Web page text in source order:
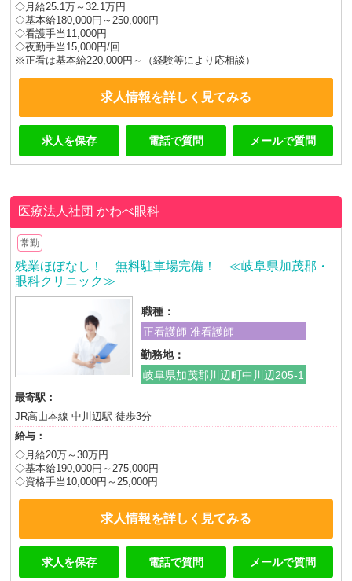
◇月給25.1万～32.1万円
◇基本給180,000円～250,000円
◇看護手当11,000円
◇夜勤手当15,000円/回
※正看は基本給220,000円～（経験等により応相談）
求人情報を詳しく見てみる
求人を保存 電話で質問 メールで質問
医療法人社団かわべ眼科
常勤
残業ほぼなし！ 無料駐車場完備！ ≪岐阜県加茂郡・
眼科クリニック≫
職種：
正看護師 准看護師
勤務地：
岐阜県加茂郡川辺町中川辺205-1
最寄駅：
JR高山本線 中川辺駅 徒歩3分
給与：
◇月給20万～30万円
◇基本給190,000円～275,000円
◇資格手当10,000円～25,000円
求人情報を詳しく見てみる
求人を保存 電話で質問 メールで質問